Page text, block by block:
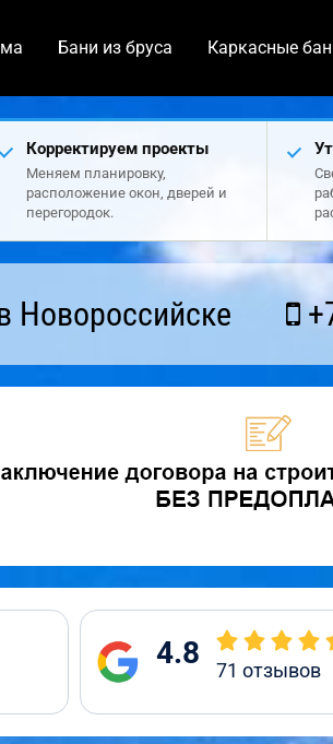
Бани из бруса Каркасные
Корректируем проекты
Меняем планировку,
расположение окон, дверей и
перегородок.
Новороссийске
4.8 71 отзывов